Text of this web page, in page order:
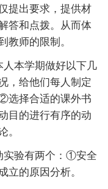
提出要求，提供材
答和点拨。从而体
教师的限制。
本学期做好以下几
，给他们每人制定
选择合适的课外书
目的进行有序的动
。
实验有两个：①安全
立的原因分析。